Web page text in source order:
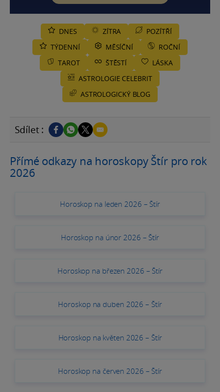
DNES ZÍTRA
POZÍTŘÍ
TÝDENNÍ
MĚSÍČNÍ
ROČNÍ
TAROT
ŠTĚSTÍ
LÁSKA
ASTROLOGIE CELEBRIT
ASTROLOGICKÝ BLOG
Sdílet :
Přímé odkazy na horoskopy Štír pro rok
2026
Horoskop na leden 2026 – Štír
Horoskop na únor 2026 – Štír
Horoskop na březen 2026 – Štír
Horoskop na duben 2026 – Štír
Horoskop na květen 2026 – Štír
Horoskop na červen 2026 – Štír